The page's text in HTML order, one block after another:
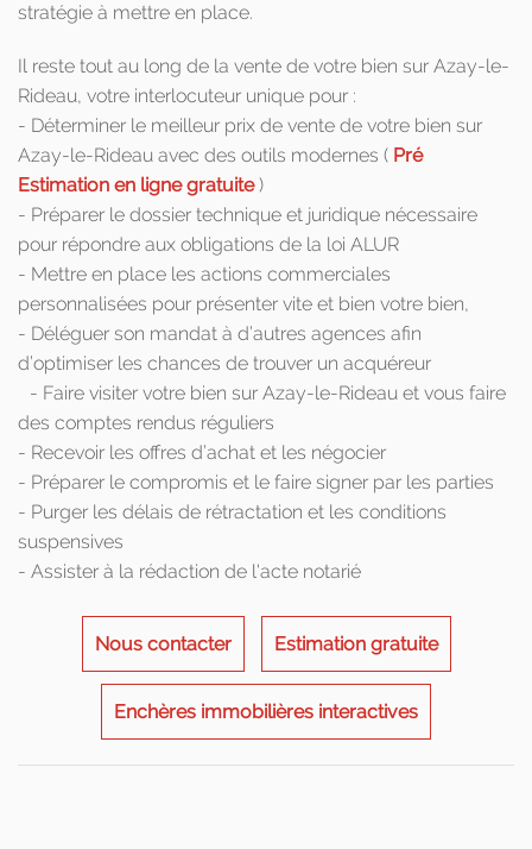
stratégie à mettre en place.
Il reste tout au long de la vente de votre bien sur Azay-le-
Rideau, votre interlocuteur unique pour :
- Déterminer le meilleur prix de vente de votre bien sur
Azay-le-Rideau avec des outils modernes ( Pré
Estimation en ligne gratuite)
- Préparer le dossier technique et juridique nécessaire
pour répondre aux obligations de la loi ALUR
- Mettre en place les actions commerciales
personnalisées pour présenter vite et bien votre bien,
- Déléguer son mandat à d’autres agences afin
d’optimiser les chances de trouver un acquéreur
- Faire visiter votre bien sur Azay-le-Rideau et vous faire
des comptes rendus réguliers
- Recevoir les offres d’achat et les négocier
- Préparer le compromis et le faire signer par les parties
- Purger les délais de rétractation et les conditions
suspensives
- Assister à la rédaction de l'acte notarié
Nous contacter Estimation gratuite
Enchères immobilières interactives